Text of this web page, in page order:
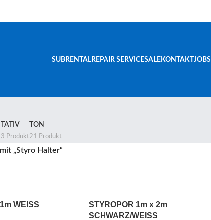
SUBRENTALREPAIR SERVICESALEKONTAKTJOBS
Produkt
TON
21 Produkt
„Styro Halter“
WEISS
STYROPOR 1m x 2m
SCHWARZ/WEISS